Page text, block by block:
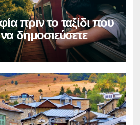
πριν το ταξίδι που
δημοσιεύσετε